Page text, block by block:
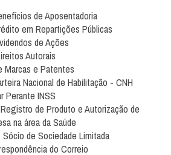
de Aposentadoria
em Repartições Públicas
de Ações
Autorais
Marcas e Patentes
Nacional de Habilitação - CNH
Perante INSS
de Produto e Autorização de
na área da Saúde
de Sociedade Limitada
do Correio